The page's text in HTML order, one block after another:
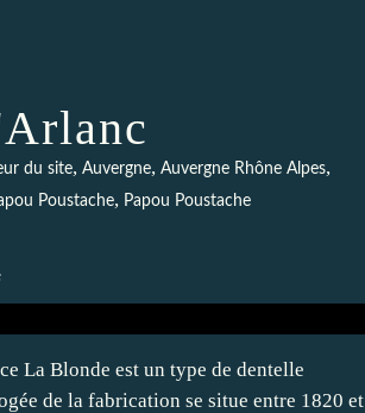
du site, Auvergne, Auvergne Rhône Alpes,
Poustache, Papou Poustache
La Blonde est un type de dentelle
de la fabrication se situe entre 1820 et